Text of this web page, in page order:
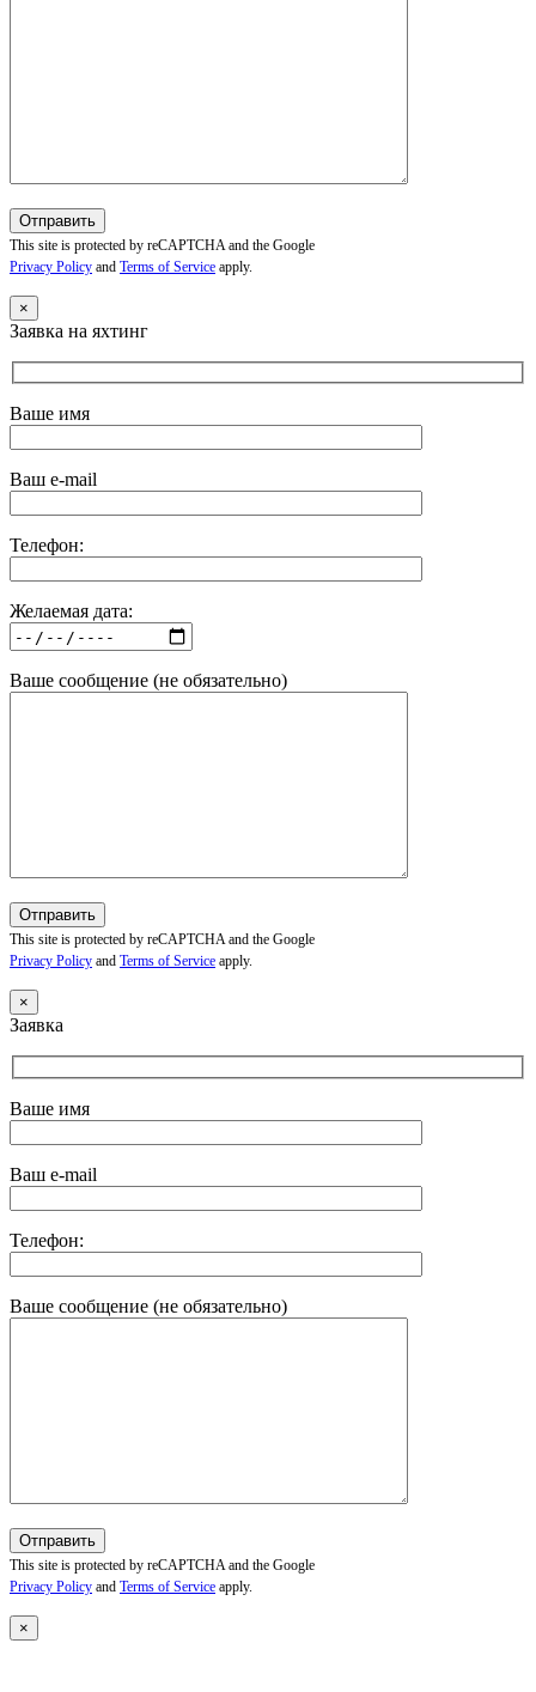
This site is protected by reCAPTCHA and the Google
Privacy Policy and Terms of Service apply.
×
Заявка на яхтинг
Ваше имя
Ваш e-mail
Телефон:
Желаемая дата:
Ваше сообщение (не обязательно)
This site is protected by reCAPTCHA and the Google
Privacy Policy and Terms of Service apply.
×
Заявка
Ваше имя
Ваш e-mail
Телефон:
Ваше сообщение (не обязательно)
This site is protected by reCAPTCHA and the Google
Privacy Policy and Terms of Service apply.
×